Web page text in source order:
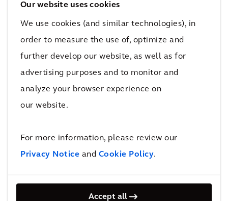
Our website uses cookies
We use cookies (and similar technologies), in
order to measure the use of, optimize and
further develop our website, as well as for
advertising purposes and to monitor and
analyze your browser experience on
our website.
For more information, please review our
Privacy Notice and Cookie Policy.
Accept all
In 2050 woont naar verwachting twee derde
van de wereldbevolking in een stad. Steden
zijn aantrekkelijk door de belofte van welvaart.
Hoe meer steden groeien, hoe lastiger het is
die belofte na te leven. Drukkere steden,
stijgende kosten van levensonderhoud,